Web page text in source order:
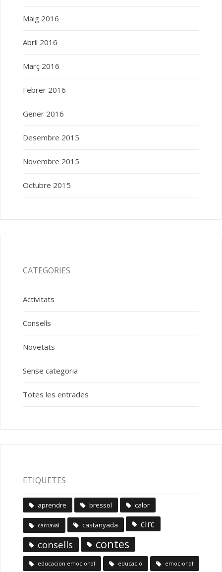
Maig 2016
Abril 2016
Març 2016
Febrer 2016
Gener 2016
Desembre 2015
Novembre 2015
Octubre 2015
CATEGORIES
Activitats
Consells
Novetats
Sense categoria
Totes les entrades
ETIQUETES
aprendre bressol calor
carnaval castanyada circ
consells contes
educacion emocional educació emocional